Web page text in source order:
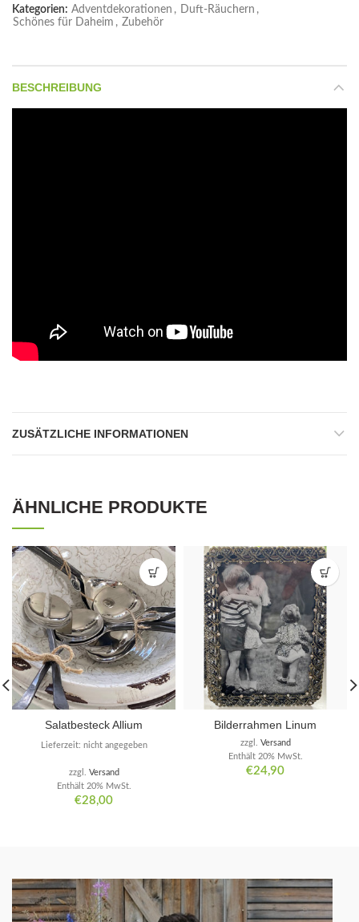
Kategorien: Adventdekorationen , Duft-Räuchern ,
Schönes für Daheim , Zubehör
BESCHREIBUNG
ZUSÄTZLICHE INFORMATIONEN
ÄHNLICHE PRODUKTE
Salatbesteck Allium
€28,00
Enthält 20% MwSt.
zzgl. Versand
Lieferzeit: nicht angegeben
Bilderrahmen Linum
€24,90
Enthält 20% MwSt.
zzgl. Versand